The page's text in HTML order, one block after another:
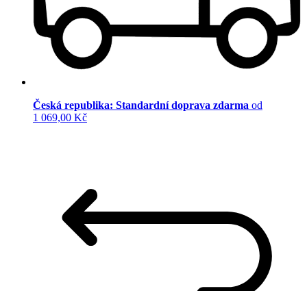
Česká republika: Standardní doprava zdarma od
1 069,00 Kč